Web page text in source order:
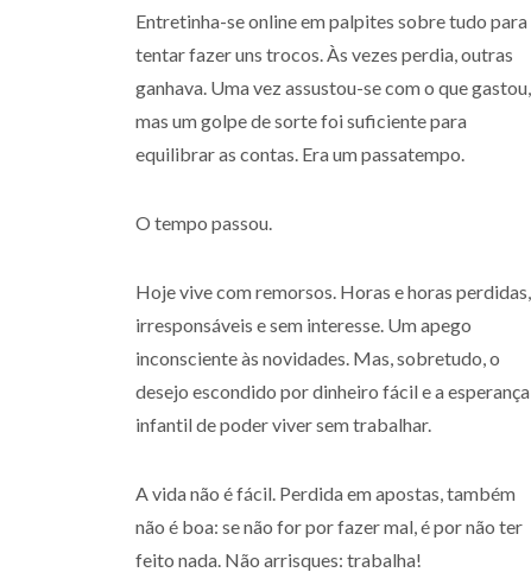
Entretinha-se online em palpites sobre tudo para
tentar fazer uns trocos. Às vezes perdia, outras
ganhava. Uma vez assustou-se com o que gastou,
mas um golpe de sorte foi suficiente para
equilibrar as contas. Era um passatempo.
O tempo passou.
Hoje vive com remorsos. Horas e horas perdidas,
irresponsáveis e sem interesse. Um apego
inconsciente às novidades. Mas, sobretudo, o
desejo escondido por dinheiro fácil e a esperança
infantil de poder viver sem trabalhar.
A vida não é fácil. Perdida em apostas, também
não é boa: se não for por fazer mal, é por não ter
feito nada. Não arrisques: trabalha!